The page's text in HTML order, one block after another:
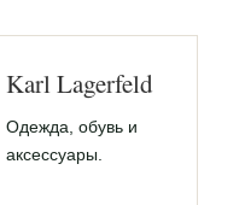
Karl Lagerfeld
Одежда, обувь и
аксессуары.